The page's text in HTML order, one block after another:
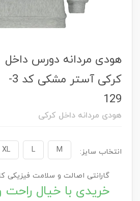
هودی مردانه دورس داخل
کرکی آستر مشکی کد 3-
129
هودی مردانه داخل کرکی
انتخاب سایز: M
L
XL
گارانتی اصالت و سلامت فیزیکی
خریدی با خیال